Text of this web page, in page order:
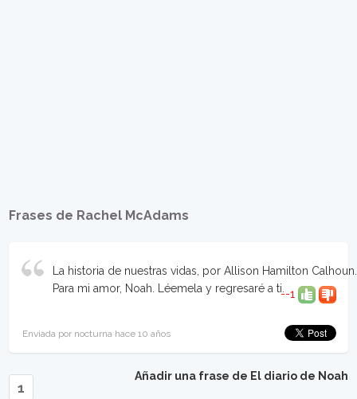
Frases de Rachel McAdams
La historia de nuestras vidas, por Allison Hamilton Calhoun.
Para mi amor, Noah. Léemela y regresaré a ti.--1
Enviada por nocturna hace 10 años
Añadir una frase de El diario de Noah
1